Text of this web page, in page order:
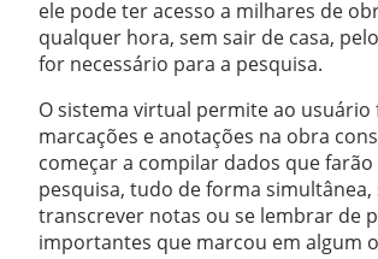
ele pode ter acesso a milhares de
qualquer hora, sem sair de casa,
for necessário para a pesquisa.
O sistema virtual permite ao usuário
marcações e anotações na obra
começar a compilar dados que
pesquisa, tudo de forma
transcrever notas ou se lembrar de
importantes que marcou em algum